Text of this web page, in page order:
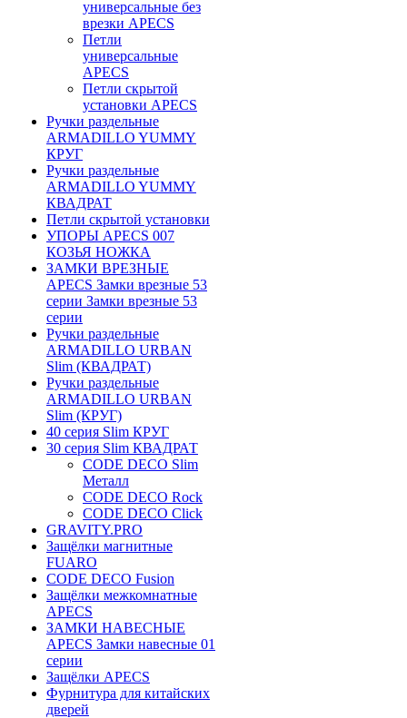
универсальные без
врезки APECS
Петли
универсальные
APECS
Петли скрытой
установки APECS
Ручки раздельные
ARMADILLO YUMMY
КРУГ
Ручки раздельные
ARMADILLO YUMMY
КВАДРАТ
Петли скрытой установки
УПОРЫ APECS 007
КОЗЬЯ НОЖКА
ЗАМКИ ВРЕЗНЫЕ
APECS Замки врезные 53
серии Замки врезные 53
серии
Ручки раздельные
ARMADILLO URBAN
Slim (КВАДРАТ)
Ручки раздельные
ARMADILLO URBAN
Slim (КРУГ)
40 серия Slim КРУГ
30 серия Slim КВАДРАТ
CODE DECO Slim
Металл
CODE DECO Rock
CODE DECO Click
GRAVITY.PRO
Защёлки магнитные
FUARO
CODE DECO Fusion
Защёлки межкомнатные
APECS
ЗАМКИ НАВЕСНЫЕ
APECS Замки навесные 01
серии
Защёлки APECS
Фурнитура для китайских
дверей